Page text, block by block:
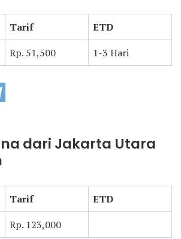
Tarif
ETD
Rp. 51,500 1-3 Hari
dari Jakarta Utara
Tarif
ETD
Rp. 123,000